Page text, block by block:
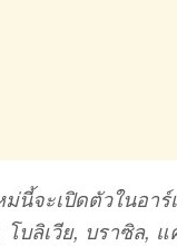
นี้จะเปิดตัวในอาร์
โบลิเวีย, บราซิล,